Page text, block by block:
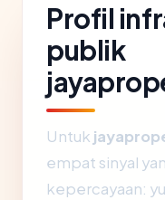
Profil
publik
Untuk
empat sinyal
kepercayaan: